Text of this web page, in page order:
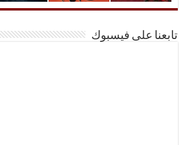
تابعنا على فيسبوك